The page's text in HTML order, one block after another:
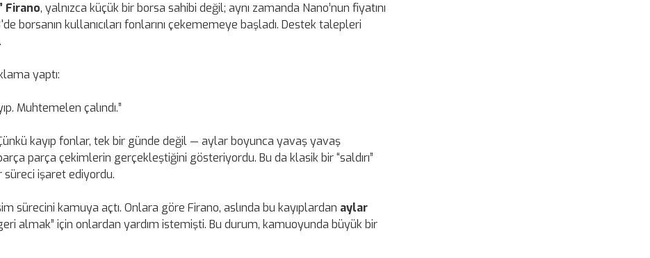
Firano, yalnızca küçük bir borsa sahibi değil; aynı zamanda Nano’nun fiyatını
borsanın kullanıcıları fonlarını çekememeye başladı. Destek talepleri
yaptı:
Muhtemelen çalındı.”
kayıp fonlar, tek bir günde değil — aylar boyunca yavaş yavaş
parça çekimlerin gerçekleştiğini gösteriyordu. Bu da klasik bir “saldırı”
işaret ediyordu.
sürecini kamuya açtı. Onlara göre Firano, aslında bu kayıplardan aylar
almak” için onlardan yardım istemişti. Bu durum, kamuoyunda büyük bir